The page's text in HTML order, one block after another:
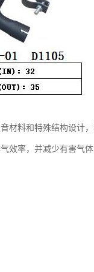
材料和特殊结构设计
效率，并减少有害气